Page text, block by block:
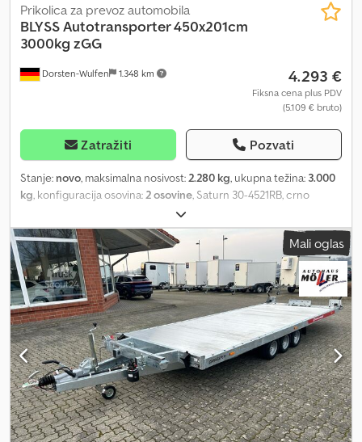
Dorsten-Wulfen 1.348 km
Prikolica za prevoz automobila
BLYSSAutotransporter 450x201cm
3000kg zGG
4.293 €
Fiksna cena plus PDV
(5.109 € bruto)
Zatražiti Pozvati
Stanje: novo, maksimalna nosivost: 2.280 kg, ukupna težina: 3.000
kg , konfiguracija osovina: 2 osovine , Saturn 30-4521RB, crno
izdanje Tehnički podaci: * Tip prikolice: Saturn 30-4521RB, crno
izdanje * Ukupna masa: 3000 kg * Nosivost: 2280 kg * Unutrašnje
dimenzije: D: 450 cm, Š: 201 cm * Spoljašnje dimenzije: D: 657 cm, Š:
210 cm, V: 63 cm * Visina utovara: oko 63 cm * Pod: aluminijumske
rešetkaste šine * Mesta za vezivanje: rešetkasti lim * Ram: čelični
ram, zavaren, pocinkovan * Elektrika: 13-polna, 12V * Gume:
195/55R10C * Proizvođač osovine: AL-KO ili KNOTT * Broj osovina: 2
* Kočena osovina * Potporni točak, standardna oprema * Sistem
oslanjanja sa amortizerima, potvrda za brzinu 100 km/h * Rezervni
točak * Bočna strana obojena u crnu boju * Rešetkasti lim u
sredini Ponuda važi dok zaliha traje!!! Plus troškovi za saobraćajnu
dozvolu / COC sertifikat: 49,99 € Sve cene uključuju PDV. Posetite
nas i na: =.=.=.=.=.=.=.=.=.=.=.=.=.=.=.=.=.=.=.=.=.=.=.=.=.=.=.=.=.=.=.=.
=.=.=.=.=.=.= Ovdje takođe možete nabaviti prikolicu i dodatnu
Mali oglas